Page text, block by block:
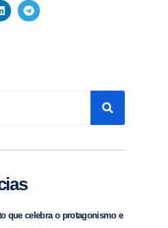
que celebra o protagonismo e